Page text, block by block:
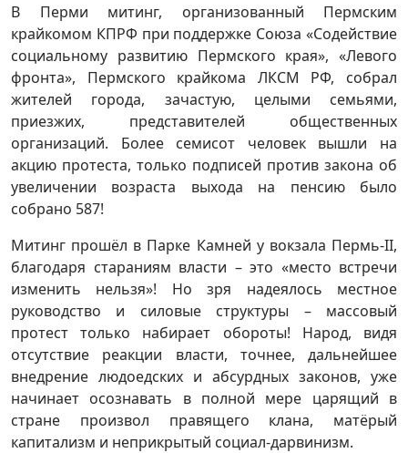
В Перми митинг, организованный Пермским
крайкомом КПРФ при поддержке Союза «Содействие
социальному развитию Пермского края», «Левого
фронта», Пермского крайкома ЛКСМ РФ, собрал
жителей города, зачастую, целыми семьями,
приезжих, представителей общественных
организаций. Более семисот человек вышли на
акцию протеста, только подписей против закона об
увеличении возраста выхода на пенсию было
собрано 587!
Митинг прошёл в Парке Камней у вокзала Пермь-II,
благодаря стараниям власти – это «место встречи
изменить нельзя»! Но зря надеялось местное
руководство и силовые структуры – массовый
протест только набирает обороты! Народ, видя
отсутствие реакции власти, точнее, дальнейшее
внедрение людоедских и абсурдных законов, уже
начинает осознавать в полной мере царящий в
стране произвол правящего клана, матёрый
капитализм и неприкрытый социал-дарвинизм.